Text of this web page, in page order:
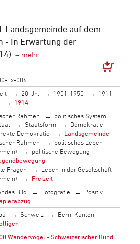
Landsgemeinde auf dem
- In Erwartung der
Fx-006
20. Jh. 1901-1950
1911-
1914
Rahmen
politisches System
Staatsform
Demokratie
Demokratie
Landsgemeinde
Rahmen
politisches Leben
politische Bewegung
Fragen
Leben in der Gesellschaft
Freizeit
Bild Fotografie
Positiv
Schweiz
Bern, Kanton
Wandervogel - Schweizerischer Bund